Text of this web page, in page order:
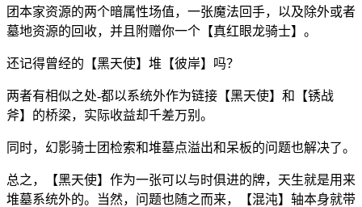
团本家资源的两个暗属性场值，一张魔法回手，以及除外或者
墓地资源的回收，并且附赠你一个【真红眼龙骑士】。
还记得曾经的【黑天使】堆【彼岸】吗？
两者有相似之处-都以系统外作为链接【黑天使】和【锈战
斧】的桥梁，实际收益却千差万别。
同时，幻影骑士团检索和堆墓点溢出和呆板的问题也解决了。
总之，【黑天使】作为一张可以与时俱进的牌，天生就是用来
堆墓系统外的。当然，问题也随之而来，【混沌】轴本身就带